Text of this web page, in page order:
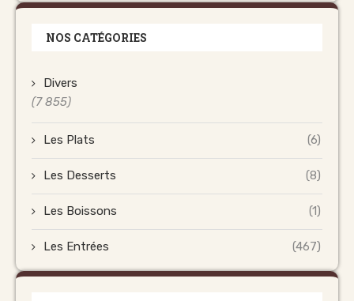
NOS CATÉGORIES
Divers
(7 855)
Les Plats (6)
Les Desserts (8)
Les Boissons (1)
Les Entrées (467)